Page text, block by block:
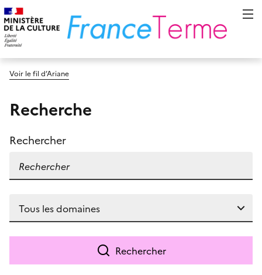
Voir le fil d’Ariane
Recherche
Rechercher
Rechercher